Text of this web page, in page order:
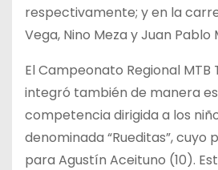
respectivamente; y en la
Vega, Nino Meza y Juan Pablo
El Campeonato Regional MTB
integró también de manera
competencia dirigida a los
denominada “Rueditas”, cuyo
para Agustín Aceituno (10).